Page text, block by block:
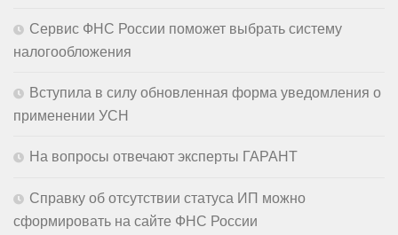
Сервис ФНС России поможет выбрать систему
налогообложения
Вступила в силу обновленная форма уведомления о
применении УСН
На вопросы отвечают эксперты ГАРАНТ
Справку об отсутствии статуса ИП можно
сформировать на сайте ФНС России